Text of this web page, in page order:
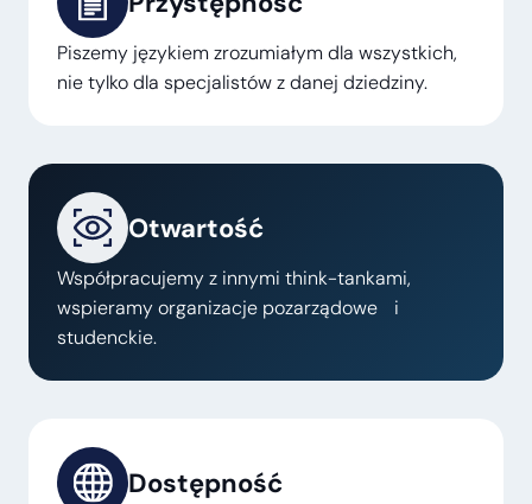
Piszemy językiem zrozumiałym dla wszystkich,
nie tylko dla specjalistów z danej dziedziny.
Otwartość
Współpracujemy z innymi think-tankami,
wspieramy organizacje pozarządowe i
studenckie.
Dostępność